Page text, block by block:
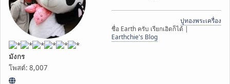
มังกร
โพสต์: 8,007
ปูทองพระเครื่อง
ชื่อ Earth ครับ เรียกเอิดก็ได้ |
Earthchie's Blog